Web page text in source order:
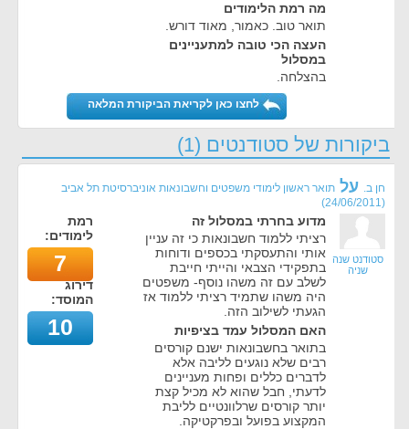
מה רמת הלימודים
תואר טוב. כאמור, מאוד דורש.
העצה הכי טובה למתעניינים
במסלול
בהצלחה.
לחצו כאן לקריאת הביקורת המלאה
ביקורות של סטודנטים (1)
חן ב. על תואר ראשון לימודי משפטים וחשבונאות אוניברסיטת תל אביב
(
24/06/2011
)
סטודנט שנה
שניה
מדוע בחרתי במסלול זה
רציתי ללמוד חשבונאות כי זה עניין
אותי והתעסקתי בכספים ודוחות
בתפקידי הצבאי והייתי חייבת
לשלב עם זה משהו נוסף- משפטים
היה משהו שתמיד רציתי ללמוד אז
הגעתי לשילוב הזה.
האם המסלול עמד בציפיות
בתואר בחשבונאות ישנם קורסים
רבים שלא נוגעים לליבה אלא
לדברים כללים ופחות מעניינים
לדעתי, חבל שהוא לא מכיל קצת
יותר קורסים שרלוונטיים לליבת
המקצוע בפועל ובפרקטיקה.
רמת
לימודים:
7
דירוג
המוסד:
10